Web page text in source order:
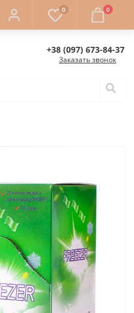
0 0
+38 (097) 673-84-37
Заказать звонок